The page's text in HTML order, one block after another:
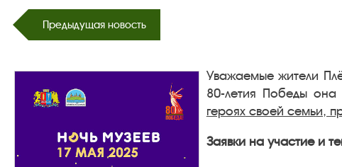
Предыдущая новость
Уважаемые жители
80-летия Победы она
героях своей семьи,
Заявки на участие и